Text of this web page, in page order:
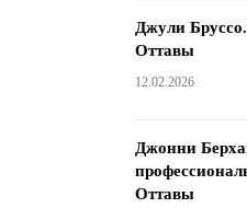
Джули
Оттавы
12.02.2026
Джонни
Оттавы